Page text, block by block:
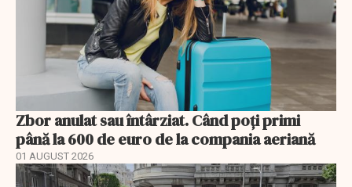
Zbor anulat sau întârziat. Când poți primi
până la 600 de euro de la compania aeriană
01 AUGUST 2026